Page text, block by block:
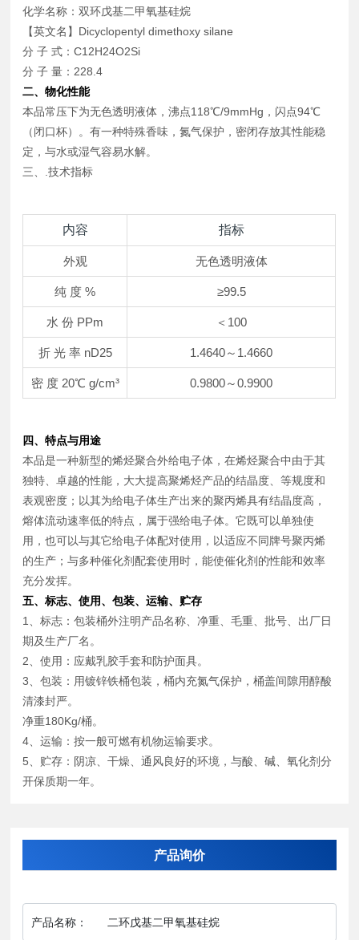
化学名称：双环戊基二甲氧基硅烷
【英文名】Dicyclopentyl dimethoxy silane
分 子 式：C12H24O2Si
分 子 量：228.4
二、物化性能
本品常压下为无色透明液体，沸点118℃/9mmHg，闪点94℃
（闭口杯）。有一种特殊香味，氮气保护，密闭存放其性能稳
定，与水或湿气容易水解。
三、.技术指标
内容 指标
外观 无色透明液体
纯 度 % ≥99.5
水 份 PPm ＜100
折 光 率 nD25 1.4640～1.4660
密 度 20℃ g/cm³ 0.9800～0.9900
四、特点与用途
本品是一种新型的烯烃聚合外给电子体，在烯烃聚合中由于其
独特、卓越的性能，大大提高聚烯烃产品的结晶度、等规度和
表观密度；以其为给电子体生产出来的聚丙烯具有结晶度高，
熔体流动速率低的特点，属于强给电子体。它既可以单独使
用，也可以与其它给电子体配对使用，以适应不同牌号聚丙烯
的生产；与多种催化剂配套使用时，能使催化剂的性能和效率
充分发挥。
五、标志、使用、包装、运输、贮存
1、标志：包装桶外注明产品名称、净重、毛重、批号、出厂日
期及生产厂名。
2、使用：应戴乳胶手套和防护面具。
3、包装：用镀锌铁桶包装，桶内充氮气保护，桶盖间隙用醇酸
清漆封严。
净重180Kg/桶。
4、运输：按一般可燃有机物运输要求。
5、贮存：阴凉、干燥、通风良好的环境，与酸、碱、氧化剂分
开保质期一年。
产品询价
产品名称： 二环戊基二甲氧基硅烷